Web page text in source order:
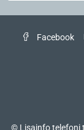
Facebook
© Lisainfo telefoni